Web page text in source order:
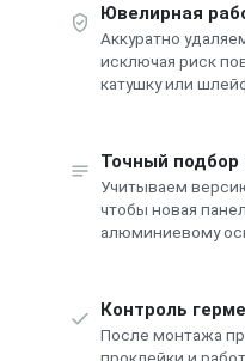
Ювелирная
Аккуратно
исключая риск
катушку или
Точный
Учитываем
чтобы новая
алюминиевому
Контроль
После монтажа
проклейки и